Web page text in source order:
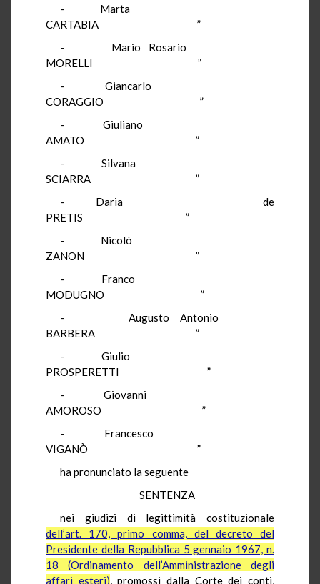
- Marta
CARTABIA ”
- Mario Rosario
MORELLI ”
- Giancarlo
CORAGGIO ”
- Giuliano
AMATO ”
- Silvana
SCIARRA ”
- Daria de
PRETIS ”
- Nicolò
ZANON ”
- Franco
MODUGNO ”
- Augusto Antonio
BARBERA ”
- Giulio
PROSPERETTI ”
- Giovanni
AMOROSO ”
- Francesco
VIGANÒ ”
ha pronunciato la seguente
SENTENZA
nei giudizi di legittimità costituzionale
dell’art. 170, primo comma, del decreto del
Presidente della Repubblica 5 gennaio 1967, n.
18 (Ordinamento dell’Amministrazione degli
affari esteri), promossi dalla Corte dei conti,